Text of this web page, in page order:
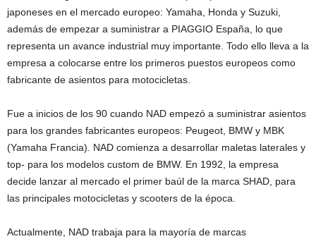
japoneses en el mercado europeo: Yamaha, Honda y Suzuki,
además de empezar a suministrar a PIAGGIO España, lo que
representa un avance industrial muy importante. Todo ello lleva a la
empresa a colocarse entre los primeros puestos europeos como
fabricante de asientos para motocicletas.
Fue a inicios de los 90 cuando NAD empezó a suministrar asientos
para los grandes fabricantes europeos: Peugeot, BMW y MBK
(Yamaha Francia). NAD comienza a desarrollar maletas laterales y
top- para los modelos custom de BMW. En 1992, la empresa
decide lanzar al mercado el primer baúl de la marca SHAD, para
las principales motocicletas y scooters de la época.
Actualmente, NAD trabaja para la mayoría de marcas